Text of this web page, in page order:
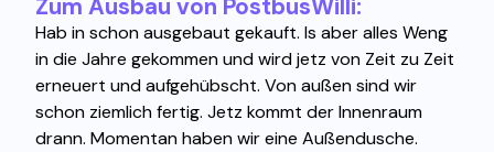
Zum Ausbau von PostbusWilli:
Hab in schon ausgebaut gekauft. Is aber alles Weng
in die Jahre gekommen und wird jetz von Zeit zu Zeit
erneuert und aufgehübscht. Von außen sind wir
schon ziemlich fertig. Jetz kommt der Innenraum
drann. Momentan haben wir eine Außendusche.